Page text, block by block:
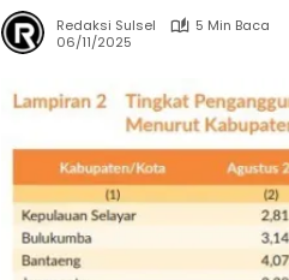
Redaksi Sulsel
5 Min Baca
06/11/2025